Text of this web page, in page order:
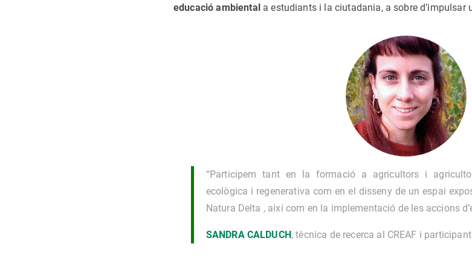
educació ambientala estudiants i la ciutadania, a sobre d’impulsar
“Participem tant en la formació a agricultors i
ecològica i regenerativa com en el disseny de un espai
Natura Delta , així com en la implementació de les accions
SANDRA CALDUCH, tècnica de recerca al CREAF i